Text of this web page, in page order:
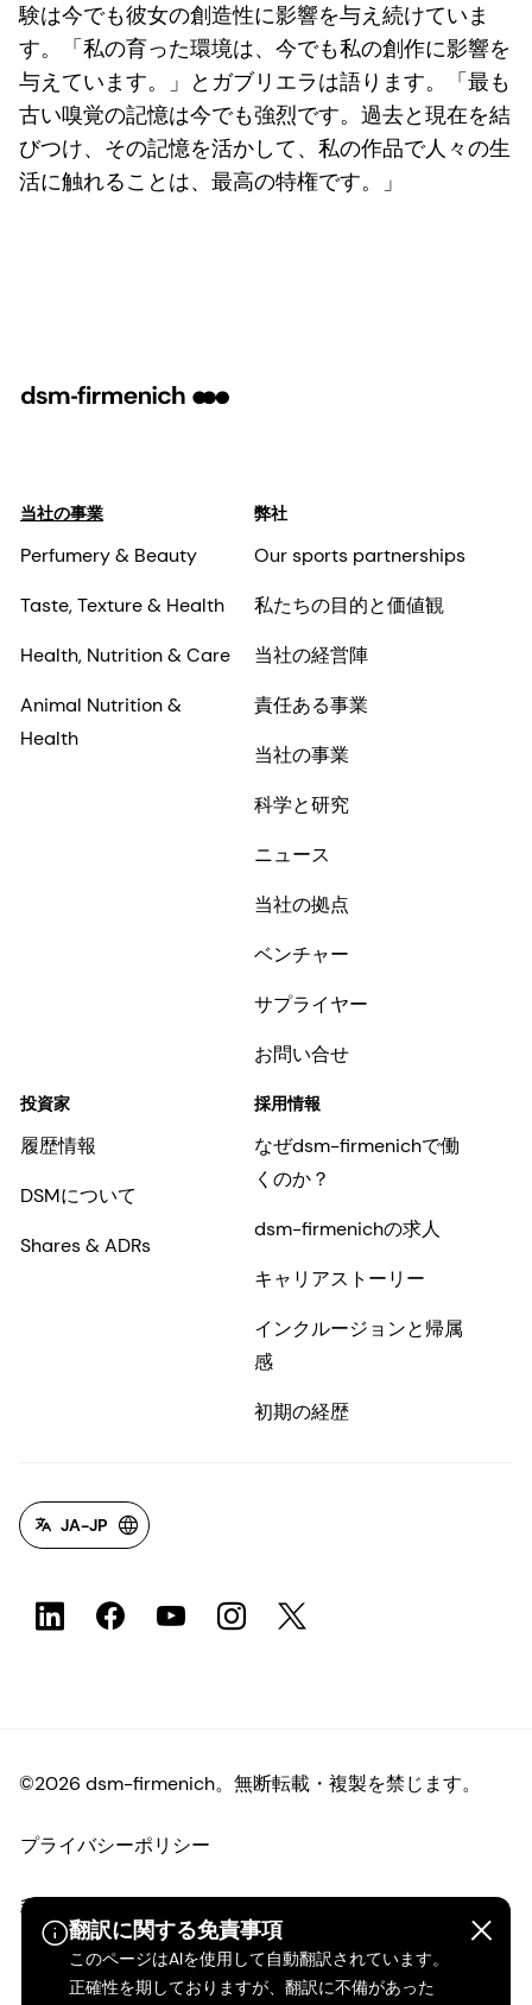
験は今でも彼女の創造性に影響を与え続けていま
す。「私の育った環境は、今でも私の創作に影響を
与えています。」とガブリエラは語ります。「最も
古い嗅覚の記憶は今でも強烈です。過去と現在を結
びつけ、その記憶を活かして、私の作品で人々の生
活に触れることは、最高の特権です。」
翻訳に関する免責事項
このページはAIを使用して自動翻訳されています。
正確性を期しておりますが、翻訳に不備があった
当社の事業
Perfumery & Beauty
Taste, Texture & Health
Health, Nutrition & Care
Animal Nutrition &
Health
弊社
Our sports partnerships
私たちの目的と価値観
当社の経営陣
責任ある事業
当社の事業
科学と研究
ニュース
当社の拠点
ベンチャー
サプライヤー
お問い合せ
投資家
履歴情報
DSMについて
Shares & ADRs
採用情報
なぜdsm-firmenichで働
くのか？
dsm-firmenichの求人
キャリアストーリー
インクルージョンと帰属
感
初期の経歴
JA-JP
©2026 dsm-firmenich。無断転載・複製を禁じます。
プライバシーポリシー
利用規約
ご利用条件